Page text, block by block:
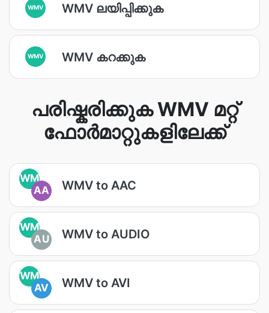
WMV WMV ലയിപ്പിക്കുക
WMV WMV കറക്കുക
പരിഷ്കരിക്കുക WMV മറ്റ്
ഫോർമാറ്റുകളിലേക്ക്
WM
AA
WMV to AAC
WM
AU
WMV to AUDIO
WM
AV
WMV to AVI